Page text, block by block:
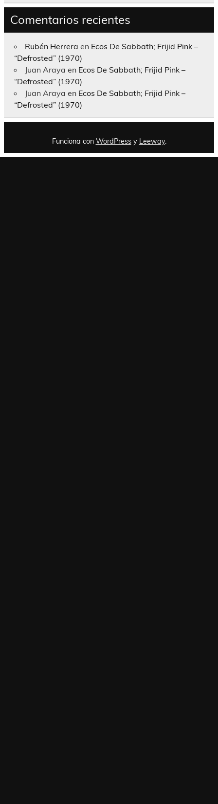
Comentarios recientes
Rubén Herrera en Ecos De Sabbath; Frijid Pink –
“Defrosted” (1970)
Juan Araya en Ecos De Sabbath; Frijid Pink –
“Defrosted” (1970)
Juan Araya en Ecos De Sabbath; Frijid Pink –
“Defrosted” (1970)
Funciona con WordPressy Leeway.